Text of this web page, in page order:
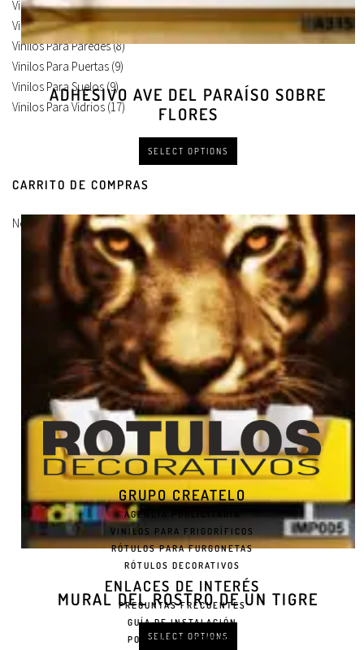
ADHESIVO AVE DEL PARAÍSO SOBRE
FLORES
SELECT OPTIONS
MURAL DEL ROSTRO DE UN TIGRE
SELECT OPTIONS
Vinilos Para Coches(21)
Vinilos Para Frigorificos(11)
Vinilos Para Paredes(8)
Vinilos Para Puertas (9)
Vinilos Para Suelos (9)
Vinilos Para Vidrios (17)
CARRITO DE COMPRAS
No hay productos en el carrito.
GRUPO CREATELO
AGENCIA PUBLICITARIA
VINILOS PARA FRIGORÍFICOS
RÓTULOS PARA FURGONETAS
RÓTULOS DECORATIVOS
ENLACES DE INTERÉS
PREGUNTAS FRECUENTES
GUÍA DE INSTALACIÓN
POLÍTICA DE COOKIES